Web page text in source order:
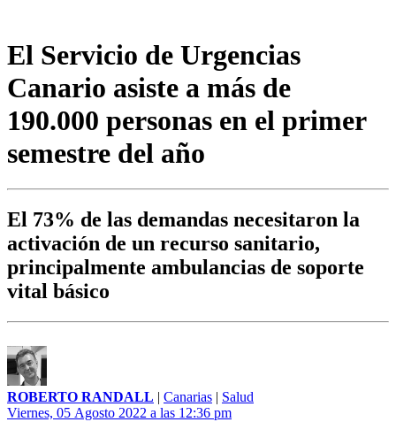
El Servicio de Urgencias
Canario asiste a más de
190.000 personas en el primer
semestre del año
El 73% de las demandas necesitaron la
activación de un recurso sanitario,
principalmente ambulancias de soporte
vital básico
ROBERTO RANDALL | Canarias | Salud
Viernes, 05 Agosto 2022 a las 12:36 pm